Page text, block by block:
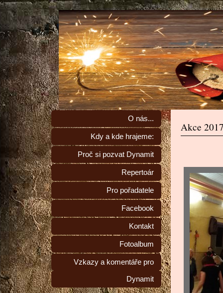
O nás...
Kdy a kde hrajeme:
Proč si pozvat Dynamit
Repertoár
Pro pořadatele
Facebook
Kontakt
Fotoalbum
Vzkazy a komentáře pro
Dynamit
Akce